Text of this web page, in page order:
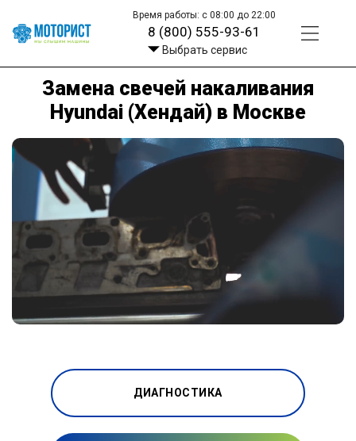
Время работы: с 08:00 до 22:00
8 (800) 555-93-61
Выбрать сервис
Замена свечей накаливания
Hyundai (Хендай) в Москве
ДИАГНОСТИКА